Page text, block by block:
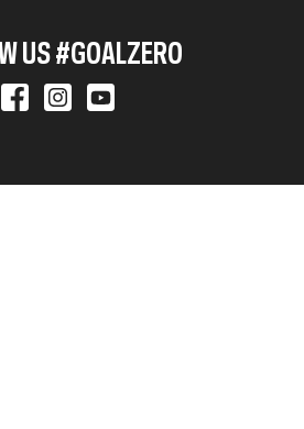
US #GOALZERO